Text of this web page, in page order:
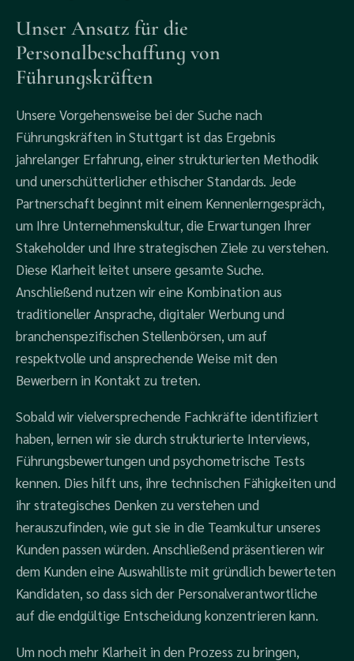
Unser Ansatz für die
Personalbeschaffung von
Führungskräften
Unsere Vorgehensweise bei der Suche nach
Führungskräften in Stuttgart ist das Ergebnis
jahrelanger Erfahrung, einer strukturierten Methodik
und unerschütterlicher ethischer Standards. Jede
Partnerschaft beginnt mit einem Kennenlerngespräch,
um Ihre Unternehmenskultur, die Erwartungen Ihrer
Stakeholder und Ihre strategischen Ziele zu verstehen.
Diese Klarheit leitet unsere gesamte Suche.
Anschließend nutzen wir eine Kombination aus
traditioneller Ansprache, digitaler Werbung und
branchenspezifischen Stellenbörsen, um auf
respektvolle und ansprechende Weise mit den
Bewerbern in Kontakt zu treten.
Sobald wir vielversprechende Fachkräfte identifiziert
haben, lernen wir sie durch strukturierte Interviews,
Führungsbewertungen und psychometrische Tests
kennen. Dies hilft uns, ihre technischen Fähigkeiten und
ihr strategisches Denken zu verstehen und
herauszufinden, wie gut sie in die Teamkultur unseres
Kunden passen würden. Anschließend präsentieren wir
dem Kunden eine Auswahlliste mit gründlich bewerteten
Kandidaten, so dass sich der Personalverantwortliche
auf die endgültige Entscheidung konzentrieren kann.
Um noch mehr Klarheit in den Prozess zu bringen,